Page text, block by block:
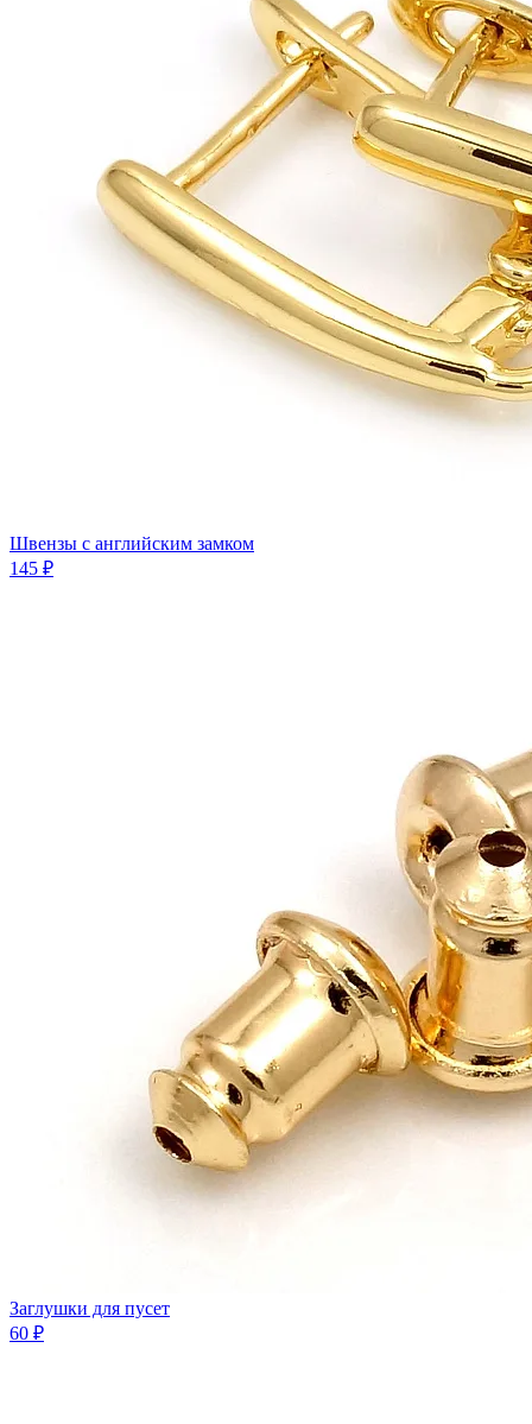
Швензы с английским замком
145 ₽
Заглушки для пусет
60 ₽